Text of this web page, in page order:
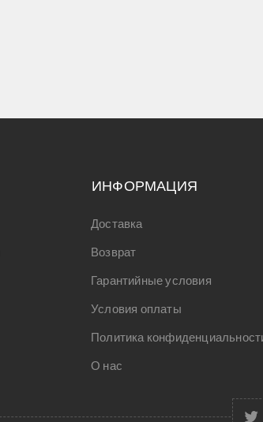
ИНФОРМАЦИЯ
Доставка
Возврат
Гарантийные условия
Условия оплаты
Политика
О нас